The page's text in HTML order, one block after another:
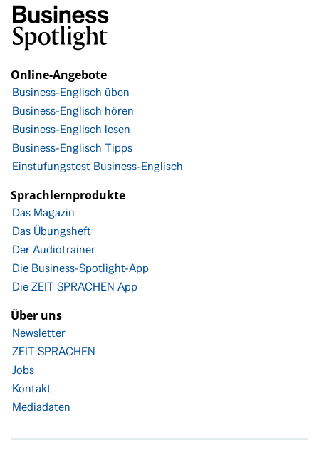
Online-Angebote
Business-Englisch üben
Business-Englisch hören
Business-Englisch lesen
Business-Englisch Tipps
Einstufungstest Business-Englisch
Sprachlernprodukte
Das Magazin
Das Übungsheft
Der Audiotrainer
Die Business-Spotlight-App
Die ZEIT SPRACHEN App
Über uns
Newsletter
ZEIT SPRACHEN
Jobs
Kontakt
Mediadaten